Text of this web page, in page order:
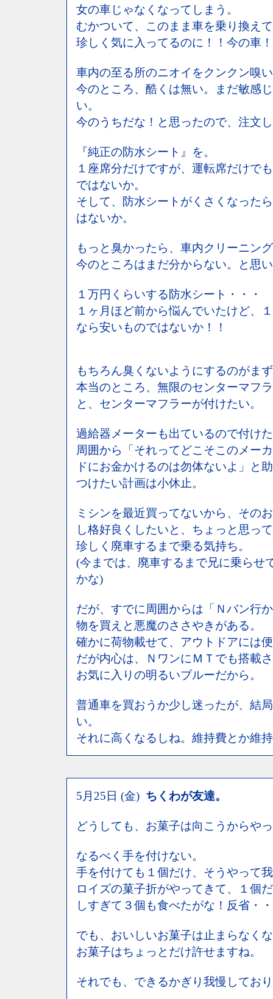
女の車じゃなくなってしまう。
むかついて、このまま車を乗り換え
珍しく気に入ってるのに！！今の車
車内の至る所のニオイをクンクン嗅
今のところ、酷くは無い。まだ敏感
い。
今のうちだな！と思ったので、注文
『純正の防水シート』を。
１座席分だけですが、運転席だけで
ではないか。
そして、防水シートがくさくなった
はないか。
もっと臭かったら、車内クリーニン
今のところはまだ分からない。と思
１万円くらいする防水シート・・・
１ヶ月ほど前から悩んでいたけど、
なら安いものではないか！！
もちろん臭くないようにするのがま
本当のところ、無限のセンターマフ
と、センターマフラーが付けたい。
過給器メーターも出ているので付け
周囲から「それってどこそこのメー
ドにお金かけるのは勿体ないよ」と
つけたい計画は小休止。
ミシンを最近買ってないから、その
し格好良くしたいと、ちょっと思っ
珍しく廃車するまで乗る気持ち。
(今までは、廃車するまで兄に乗らせ
かな)
だが、すでに周囲からは「Ｎバン行
物を買えと悪魔のささやきがある。
確かに荷物載せて、アウトドアには
だが内心は、ＮワンにＭＴでも搭載
お気に入りの明るいブルーだから。
普通車を買おうか少し迷ったが、結
い。
それに高くなるしね。維持費とか維
5月25日 (金) ちくわが友達。
どうしても、お菓子は向こうからや
なるべく手を付けない。
手を付けても１個だけ、そうやって
ロイズの菓子折がやってきて、１個
しすぎて３個も食べたがな！反省・
でも、おいしいお菓子は止まらなく
お菓子はちょっとだけ許せますね。
それでも、できるかぎり我慢してお